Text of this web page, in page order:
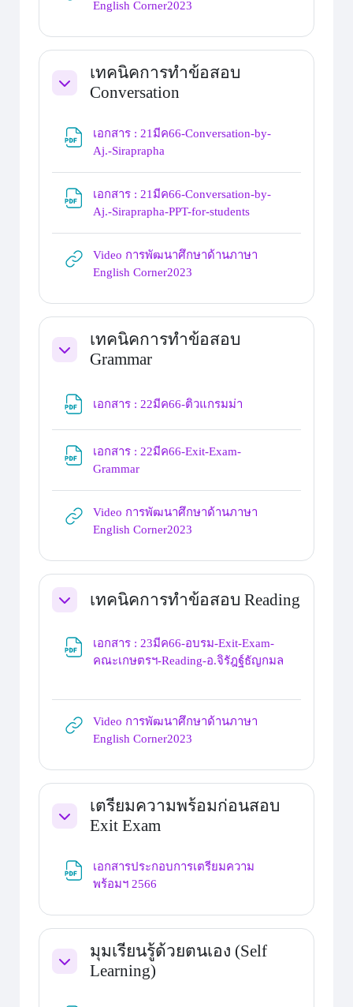
English Corner2023
Collapse
เทคนิคการทำข้อสอบ
Conversation
เอกสาร : 21มีค66-Conversation-by-
Aj.-Siraprapha
เอกสาร : 21มีค66-Conversation-by-
Aj.-Siraprapha-PPT-for-students
Video การพัฒนาศึกษาด้านภาษา
English Corner2023
Collapse
เทคนิคการทำข้อสอบ
Grammar
เอกสาร : 22มีค66-ติวแกรมม่า
เอกสาร : 22มีค66-Exit-Exam-
Grammar
Video การพัฒนาศึกษาด้านภาษา
English Corner2023
Collapseเทคนิคการทำข้อสอบ Reading
เอกสาร : 23มีค66-อบรม-Exit-Exam-
คณะเกษตรฯ-Reading-อ.จิรัฎฐ์ธัญกมล
Video การพัฒนาศึกษาด้านภาษา
English Corner2023
Collapse
เตรียมความพร้อมก่อนสอบ
Exit Exam
เอกสารประกอบการเตรียมความ
พร้อมฯ 2566
Collapse
มุมเรียนรู้ด้วยตนเอง (Self
Learning)